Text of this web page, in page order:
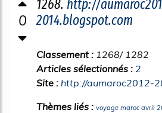
0
1268. http://
2014.blogspot.com
Classement : 1268/ 1282
Articles sélectionnés : 2
Site : http://aumaroc2012-
Thèmes liés : voyage maroc avril